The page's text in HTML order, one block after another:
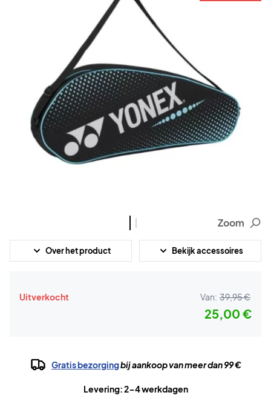
Zoom
Over het product Bekijk accessoires
Uitverkocht Van: 39,95 €
25,00 €
Gratis bezorgingbij aankoop van meer dan 99 €
Levering: 2-4 werkdagen